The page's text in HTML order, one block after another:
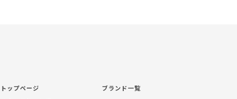
トップページ
ブランド一覧